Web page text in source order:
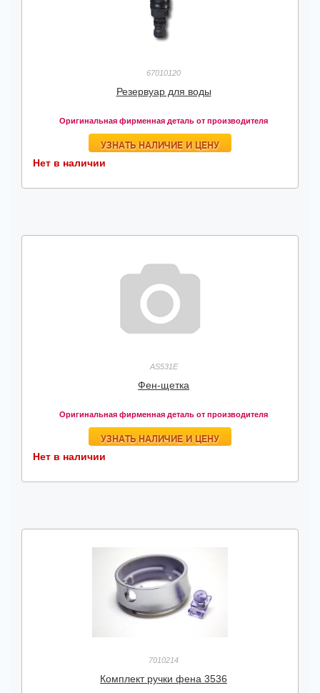
67010120
Резервуар для воды
Оригинальная фирменная деталь от производителя
УЗНАТЬ НАЛИЧИЕ И ЦЕНУ
Нет в наличии
AS531E
Фен-щетка
Оригинальная фирменная деталь от производителя
УЗНАТЬ НАЛИЧИЕ И ЦЕНУ
Нет в наличии
7010214
Комплект ручки фена 3536